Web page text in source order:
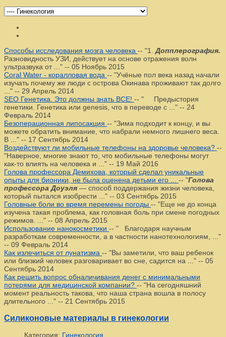
Способы исследования мозга человека -- "1. Допплерография.
Разновидность УЗИ, действует на основе отражения волн
ультразвука от ..." -- 05 Ноябрь 2015
Coral Water - коралловая вода -- "Учёные пол века назад начали
изучать почему же люди с острова Окинава проживают так долго
..." -- 29 Апрель 2014
SEO Генетика. Это должны знать ВСЕ! -- " Предыстория
генетики. Генетика или genesis, что в переводе с ..." -- 24
Февраль 2014
Безоперационная липосакция -- "Зима подходит к концу, и вы
можете обратить внимание, что набрали немного лишнего веса.
В ..." -- 17 Сентябрь 2014
Воздействуют ли мобильные телефоны на здоровье человека? --
"Наверное, многие знают то, что мобильные телефоны могут
как-то влиять на человека и ..." -- 19 Май 2016
Голова профессора Демихова, который сделал уникальные
опыты для бионики, не была оценена детьми его ... -- "Голова
профессора Доуэля — способ поддержания жизни человека,
который пытался изобрести ..." -- 03 Сентябрь 2015
Головные боли во время перемены погоды -- "Еще не до конца
изучена такая проблема, как головная боль при смене погодных
режимов. ..." -- 08 Апрель 2015
Использование нанокосметики -- " Благодаря научным
разработкам современности, а в частности нанотехнологиям, ..."
-- 09 Февраль 2014
Как излечиться от лунатизма -- "Вы заметили, что ваш ребенок
или близкий человек разговаривает во сне, садится на ..." -- 05
Сентябрь 2014
Как решить вопрос обналичивания денег с минимальными
потерями для медицинской компании? -- "На сегодняшний
момент реальность такова, что наша страна вошла в полосу
длительного ..." -- 21 Сентябрь 2015
Силиконовые материалы в гинекологии
Категория: Гинекология